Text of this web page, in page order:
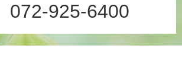
072-925-6400